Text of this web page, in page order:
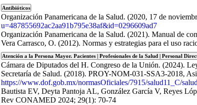
Antibióticos
Organización Panamericana de la Salud. (2020, 17 de
u=487855692ac2aa91b795e38af&id=0296609ad7
Organización Panamericana de la Salud. (2021). Manual de
Vera Carrasco, O. (2012). Normas y estrategias para el uso
Atención a la Persona Mayor. Pacientes | Profesionales de la Salud | Personal
Cámara de Diputados del H. Congreso de la Unión. (2024).
Secretaría de Salud. (2018). PROY-NOM-031-SSA3-2018,
https://www.dof.gob.mx/normasOficiales/7915/salud11_C/
Bautista EV, Deyta Pantoja AL, González García V, Reyes
Rev CONAMED 2024; 29(1): 70-74